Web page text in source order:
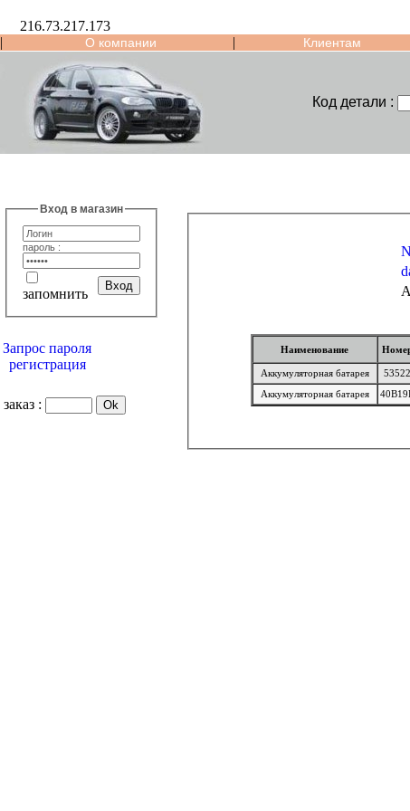
216.73.217.173
| О компании | Клиентам
Код детали :
Вход в магазин
пароль :
запомнить
Запрос пароля
регистрация
заказ :
Наименование
Аккумуляторная батарея 53522
Аккумуляторная батарея